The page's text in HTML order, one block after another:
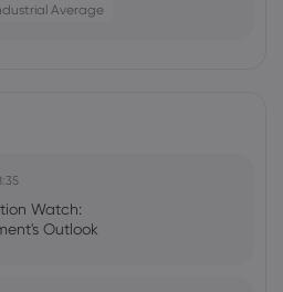
Average
Watch:
Outlook